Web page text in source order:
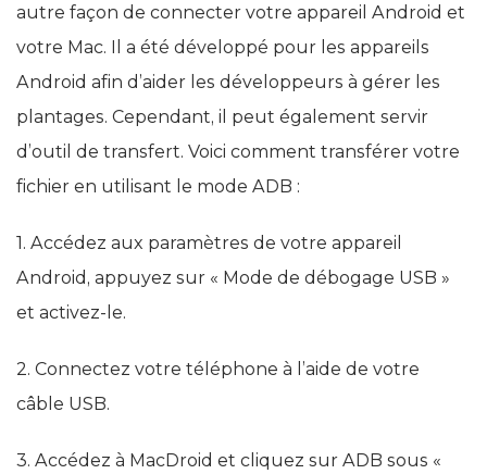
autre façon de connecter votre appareil Android et
votre Mac. Il a été développé pour les appareils
Android afin d’aider les développeurs à gérer les
plantages. Cependant, il peut également servir
d’outil de transfert. Voici comment transférer votre
fichier en utilisant le mode ADB :
1. Accédez aux paramètres de votre appareil
Android, appuyez sur « Mode de débogage USB »
et activez-le.
2. Connectez votre téléphone à l’aide de votre
câble USB.
3. Accédez à MacDroid et cliquez sur ADB sous «